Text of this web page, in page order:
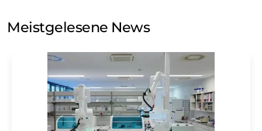
Meinungsforschung per E-Mail kontaktieren. Ihre
Einwilligung können Sie jederzeit ohne Angabe von
Str. 2, 12489 Berlin oder per E-Mail unter
widerruf@lumitos.commit Wirkung für die Zukunft
widerrufen. Zudem ist in jeder E-Mail ein Link zur
Abbestellung des entsprechenden Newsletters
enthalten.
Meistgelesene News